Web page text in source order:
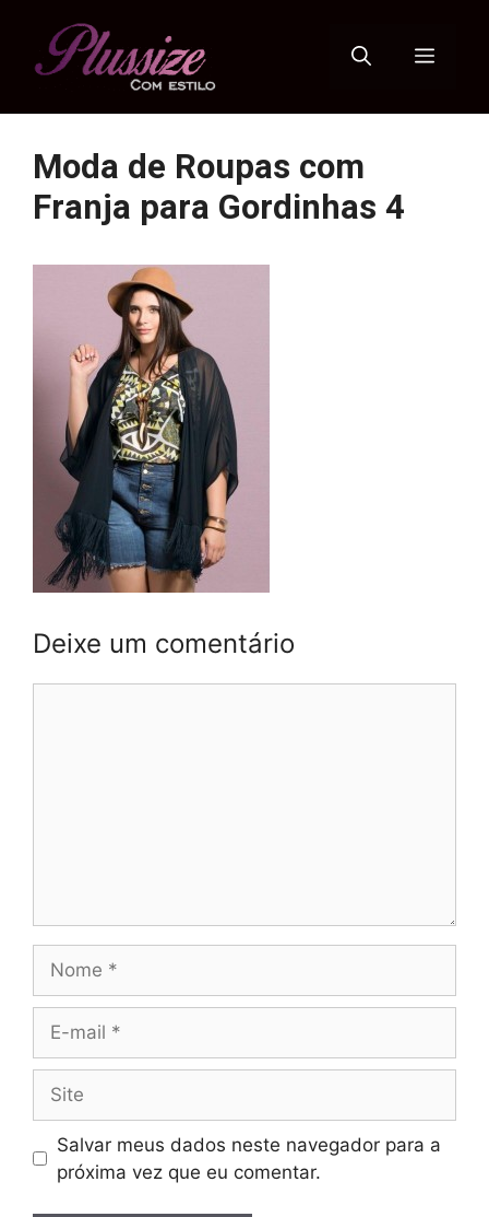
Menu
Moda de Roupas com
Franja para Gordinhas 4
Deixe um comentário
mail
Salvar meus dados neste navegador para a
próxima vez que eu comentar.